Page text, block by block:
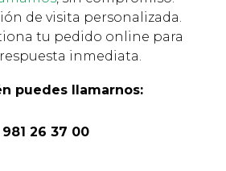
de visita personalizada.
tu pedido online para
inmediata.
puedes llamarnos:
981 26 37 00